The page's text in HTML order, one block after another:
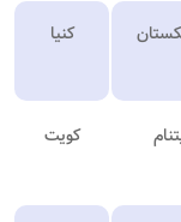
کنیا
کویت